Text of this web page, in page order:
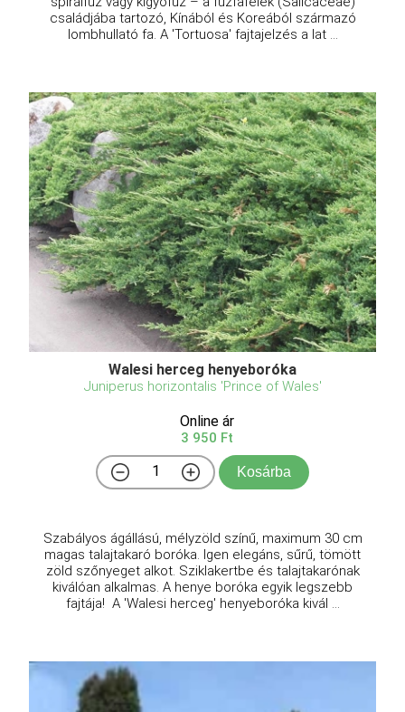
családjába tartozó, Kínából és Koreából származó
lombhullató fa. A 'Tortuosa' fajtajelzés a lat ...
Walesi herceg henyeboróka
Juniperus horizontalis 'Prince of Wales'
Online ár
3 950 Ft
Kosárba
Szabályos ágállású, mélyzöld színű, maximum 30 cm
magas talajtakaró boróka. Igen elegáns, sűrű, tömött
zöld szőnyeget alkot. Sziklakertbe és talajtakarónak
kiválóan alkalmas. A henye boróka egyik legszebb
fajtája! A 'Walesi herceg' henyeboróka kivál ...